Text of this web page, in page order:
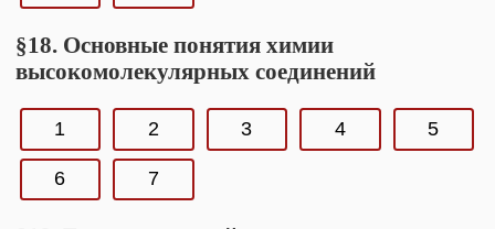
§18. Основные понятия химии
высокомолекулярных соединений
1 2 3 4 5
6 7